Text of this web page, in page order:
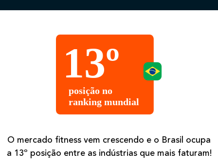
O mercado fitness vem crescendo e o Brasil ocupa
a 13º posição entre as indústrias que mais faturam!